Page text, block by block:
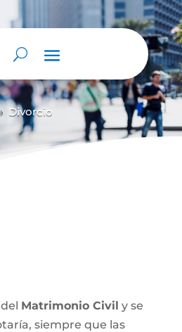
Divorcio
Matrimonio Civil y se
siempre que las